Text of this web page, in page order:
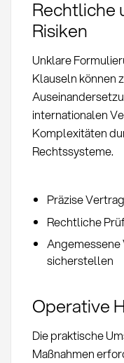
Rechtliche
Risiken
Unklare
Klauseln können
internationalen
Komplexitäten
Rechtssysteme.
Präzise
Rechtliche
sicherstellen
Operative
Die praktische
Maßnahmen